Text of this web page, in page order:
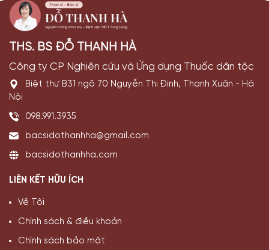
THS. BS ĐỖ THANH HÀ
Công ty CP Nghiên cứu và Ứng dụng Thuốc dân tộc
Biệt thự B31 ngõ 70 Nguyễn Thị Định, Thanh Xuân - Hà
Nội
098.991.3935
bacsidothanhha@gmail.com
bacsidothanhha.com
LIÊN KẾT HỮU ÍCH
Về Tôi
Chính sách & điều khoản
Chính sách bảo mật